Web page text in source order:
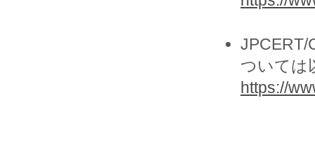
JPCERT/
ついては
https://